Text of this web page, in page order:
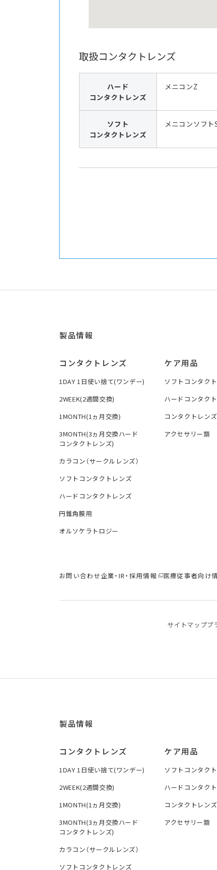
取扱コンタクトレンズ
ハード
コンタクトレンズ
メニコンZ
ソフト
コンタクトレンズ
メニコンソフト
製品情報
コンタクトレンズ
1DAY 1日使い捨て(ワンデー)
2WEEK(2週間交換)
1MONTH(1ヵ月交換)
3MONTH(3ヵ月交換ハード
コンタクトレンズ)
カラコン（サークルレンズ）
ソフトコンタクトレンズ
ハードコンタクトレンズ
円錐角膜用
オルソケラトロジー
ケア用品
ソフトコンタク
ハードコンタク
コンタクトレン
アクセサリー類
お問い合わせ企業・IR・採用情報 医療従事者向け
サイトマッププ
製品情報
コンタクトレンズ
1DAY 1日使い捨て(ワンデー)
2WEEK(2週間交換)
1MONTH(1ヵ月交換)
3MONTH(3ヵ月交換ハード
コンタクトレンズ)
カラコン（サークルレンズ）
ソフトコンタクトレンズ
ケア用品
ソフトコンタク
ハードコンタク
コンタクトレン
アクセサリー類